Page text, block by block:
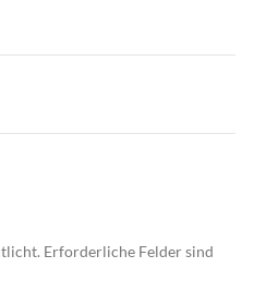
Erforderliche Felder sind